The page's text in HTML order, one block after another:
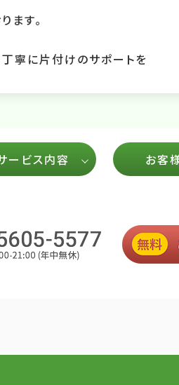
ます。
寧に片付けのサポートを
ービス内容 お客